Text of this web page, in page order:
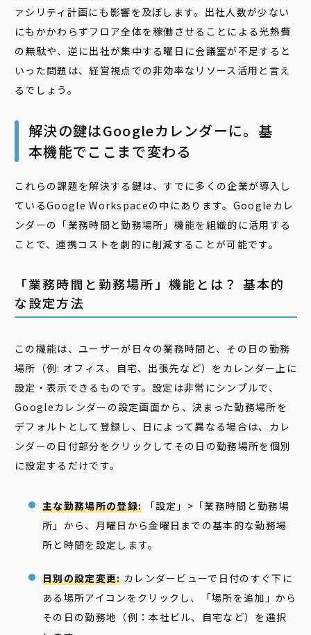
ァシリティ計画にも影響を及ぼします。出社人数が少ない
にもかかわらずフロア全体を稼働させることによる光熱費
の無駄や、逆に出社が集中する曜日に会議室が不足すると
いった問題は、経営視点での非効率なリソース活用と言え
るでしょう。
解決の鍵はGoogleカレンダーに。基
本機能でここまで変わる
これらの課題を解決する鍵は、すでに多くの企業が導入し
ているGoogle Workspaceの中にあります。Googleカレ
ンダーの「業務時間と勤務場所」機能を組織的に活用する
ことで、連携コストを劇的に削減することが可能です。
「業務時間と勤務場所」機能とは？ 基本的
な設定方法
この機能は、ユーザーが日々の業務時間と、その日の勤務
場所（例: オフィス、自宅、出張先など）をカレンダー上に
設定・表示できるものです。設定は非常にシンプルで、
Googleカレンダーの設定画面から、決まった勤務場所を
デフォルトとして登録し、日によって異なる場合は、カレ
ンダーの日付部分をクリックしてその日の勤務場所を個別
に設定するだけです。
主な勤務場所の登録: 「設定」>「業務時間と勤務場
所」から、月曜日から金曜日までの基本的な勤務場
所と時間を設定します。
日別の設定変更:カレンダービューで日付のすぐ下に
ある場所アイコンをクリックし、「場所を追加」から
その日の勤務地（例：本社ビル、自宅など）を選択